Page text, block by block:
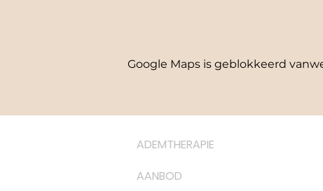
Google Maps is geblokkeerd
ADEMTHERAPIE
AANBOD